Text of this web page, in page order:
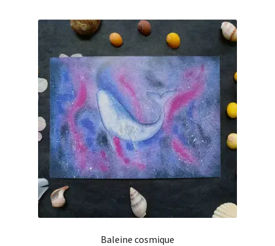
Baleine cosmique